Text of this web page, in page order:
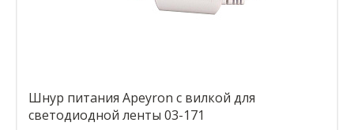
Шнур питания Apeyron с вилкой для
светодиодной ленты 03-171